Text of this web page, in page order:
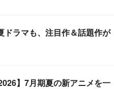
ドラマも、注目作＆話題作が
】7月期夏の新アニメを一